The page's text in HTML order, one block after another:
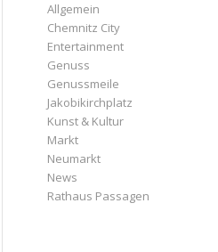
Allgemein
Chemnitz City
Entertainment
Genuss
Genussmeile
Jakobikirchplatz
Kunst & Kultur
Markt
Neumarkt
News
Rathaus Passagen